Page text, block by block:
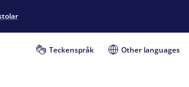
Teckenspråk Other languages